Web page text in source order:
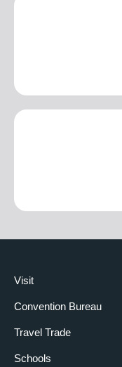
Visit
Convention Bureau
Travel Trade
Schools